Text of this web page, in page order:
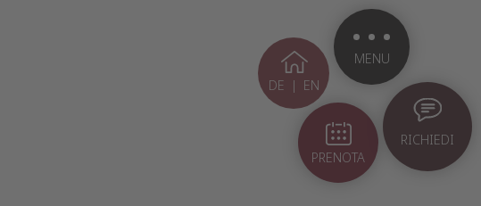
DE | EN
MENU
PRENOTA
RICHIEDI